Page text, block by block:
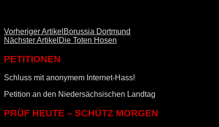
Vorheriger Artikel Borussia Dortmund
Nächster Artikel Die Toten Hosen
PETITIONEN
Schluss mit anonymem Internet-Hass!
Petition an den Niedersächsischen Landtag
PRÜF HEUTE – SCHÜTZ MORGEN